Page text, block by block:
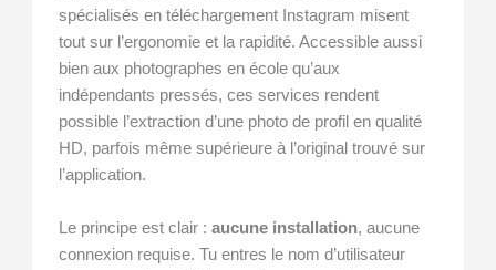
spécialisés en téléchargement Instagram misent
tout sur l’ergonomie et la rapidité. Accessible aussi
bien aux photographes en école qu’aux
indépendants pressés, ces services rendent
possible l’extraction d’une photo de profil en qualité
HD, parfois même supérieure à l’original trouvé sur
l’application.
Le principe est clair :aucune installation, aucune
connexion requise. Tu entres le nom d’utilisateur